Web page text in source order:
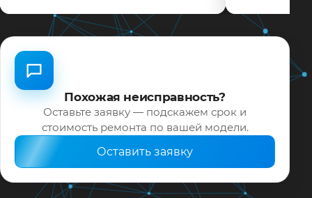
Похожая неисправность?
Оставьте заявку — подскажем срок и
стоимость ремонта по вашей модели.
Оставить заявку